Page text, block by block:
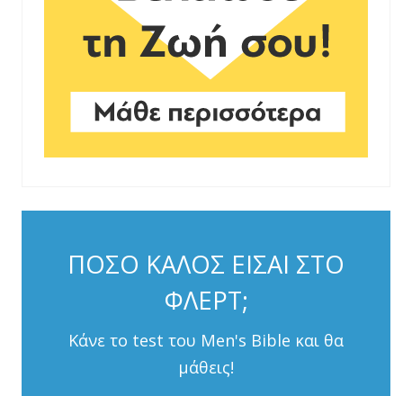
ΠΟΣΟ ΚΑΛΟΣ ΕΙΣΑΙ ΣΤΟ
ΦΛΕΡΤ;
Κάνε το test του Men's Bible και θα
μάθεις!